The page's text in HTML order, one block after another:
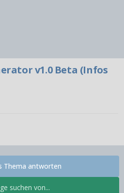
v1.0 Beta (Infos
suchen von...
Thema antworten